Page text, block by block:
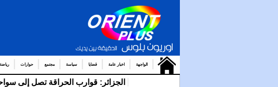
الواجهة اخبار عامة قضايا سياسة مجتمع حوارات رياضة
الجزائر: قوارب الحراقة تصل إلى